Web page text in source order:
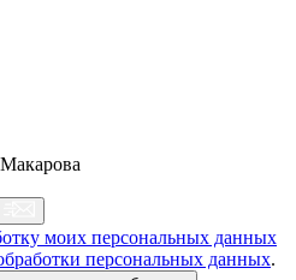
моих персональных данных
персональных данных.